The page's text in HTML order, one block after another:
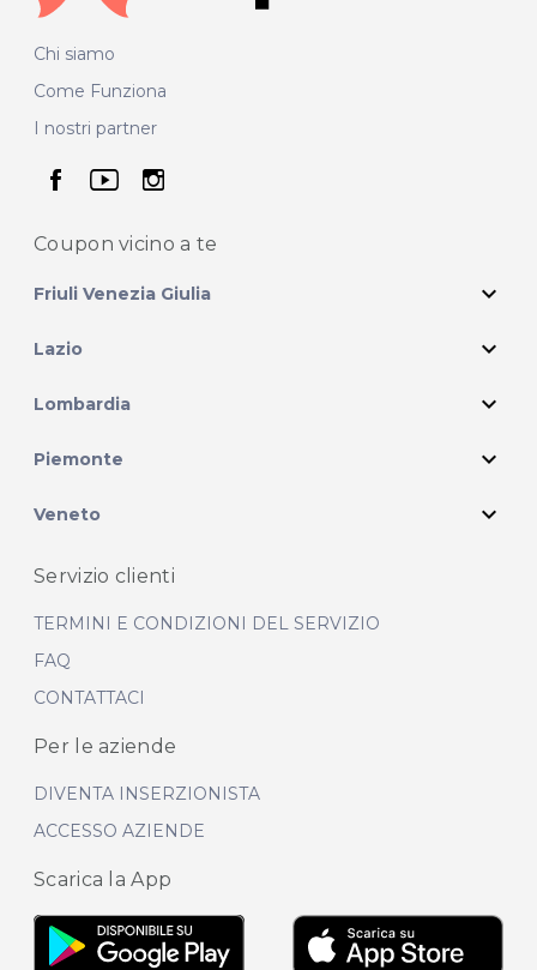
Chi siamo
Come Funziona
I nostri partner
seguici su facebook
seguici su youtube
seguici su instagram
Coupon vicino a te
Friuli Venezia Giulia expand_more
Lazio expand_more
Lombardia expand_more
Piemonte expand_more
Veneto expand_more
Servizio clienti
TERMINI E CONDIZIONI DEL SERVIZIO
FAQ
CONTATTACI
Per le aziende
DIVENTA INSERZIONISTA
ACCESSO AZIENDE
Scarica la App